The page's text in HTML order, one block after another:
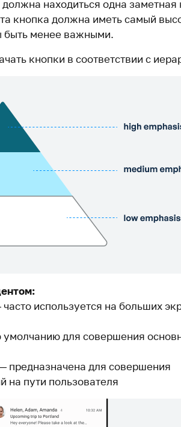
находиться одна заметная
кнопка должна иметь самый
быть менее важными.
кнопки в соответствии с
используется на больших
для совершения
предназначена для совершения
на пути пользователя